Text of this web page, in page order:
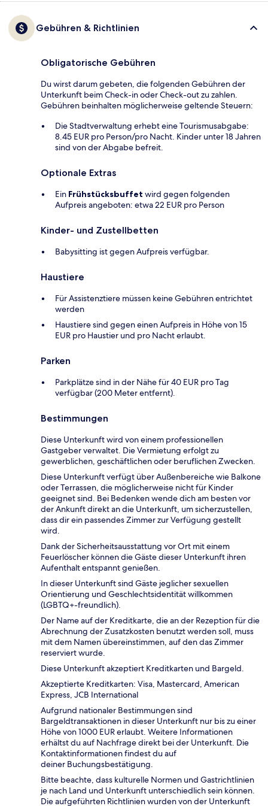
Gebühren & Richtlinien
Obligatorische Gebühren
Du wirst darum gebeten, die folgenden Gebühren der
Unterkunft beim Check-in oder Check-out zu zahlen.
Gebühren beinhalten möglicherweise geltende Steuern:
Die Stadtverwaltung erhebt eine Tourismusabgabe:
8.45 EUR pro Person/pro Nacht. Kinder unter 18 Jahren
sind von der Abgabe befreit.
Optionale Extras
Ein Frühstücksbuffet wird gegen folgenden
Aufpreis angeboten: etwa 22 EUR pro Person
Kinder- und Zustellbetten
Babysitting ist gegen Aufpreis verfügbar.
Haustiere
Für Assistenztiere müssen keine Gebühren entrichtet
werden
Haustiere sind gegen einen Aufpreis in Höhe von 15
EUR pro Haustier und pro Nacht erlaubt.
Parken
Parkplätze sind in der Nähe für 40 EUR pro Tag
verfügbar (200 Meter entfernt).
Bestimmungen
Diese Unterkunft wird von einem professionellen
Gastgeber verwaltet. Die Vermietung erfolgt zu
gewerblichen, geschäftlichen oder beruflichen Zwecken.
Diese Unterkunft verfügt über Außenbereiche wie Balkone
oder Terrassen, die möglicherweise nicht für Kinder
geeignet sind. Bei Bedenken wende dich am besten vor
der Ankunft direkt an die Unterkunft, um sicherzustellen,
dass dir ein passendes Zimmer zur Verfügung gestellt
wird.
Dank der Sicherheitsausstattung vor Ort mit einem
Feuerlöscher können die Gäste dieser Unterkunft ihren
Aufenthalt entspannt genießen.
In dieser Unterkunft sind Gäste jeglicher sexuellen
Orientierung und Geschlechtsidentität willkommen
(LGBTQ+-freundlich).
Der Name auf der Kreditkarte, die an der Rezeption für die
Abrechnung der Zusatzkosten benutzt werden soll, muss
mit dem Namen übereinstimmen, auf den das Zimmer
reserviert wurde.
Diese Unterkunft akzeptiert Kreditkarten und Bargeld.
Akzeptierte Kreditkarten: Visa, Mastercard, American
Express, JCB International
Aufgrund nationaler Bestimmungen sind
Bargeldtransaktionen in dieser Unterkunft nur bis zu einer
Höhe von 1000 EUR erlaubt. Weitere Informationen
erhältst du auf Nachfrage direkt bei der Unterkunft. Die
Kontaktinformationen findest du auf
deiner Buchungsbestätigung.
Bitte beachte, dass kulturelle Normen und Gastrichtlinien
je nach Land und Unterkunft unterschiedlich sein können.
Die aufgeführten Richtlinien wurden von der Unterkunft